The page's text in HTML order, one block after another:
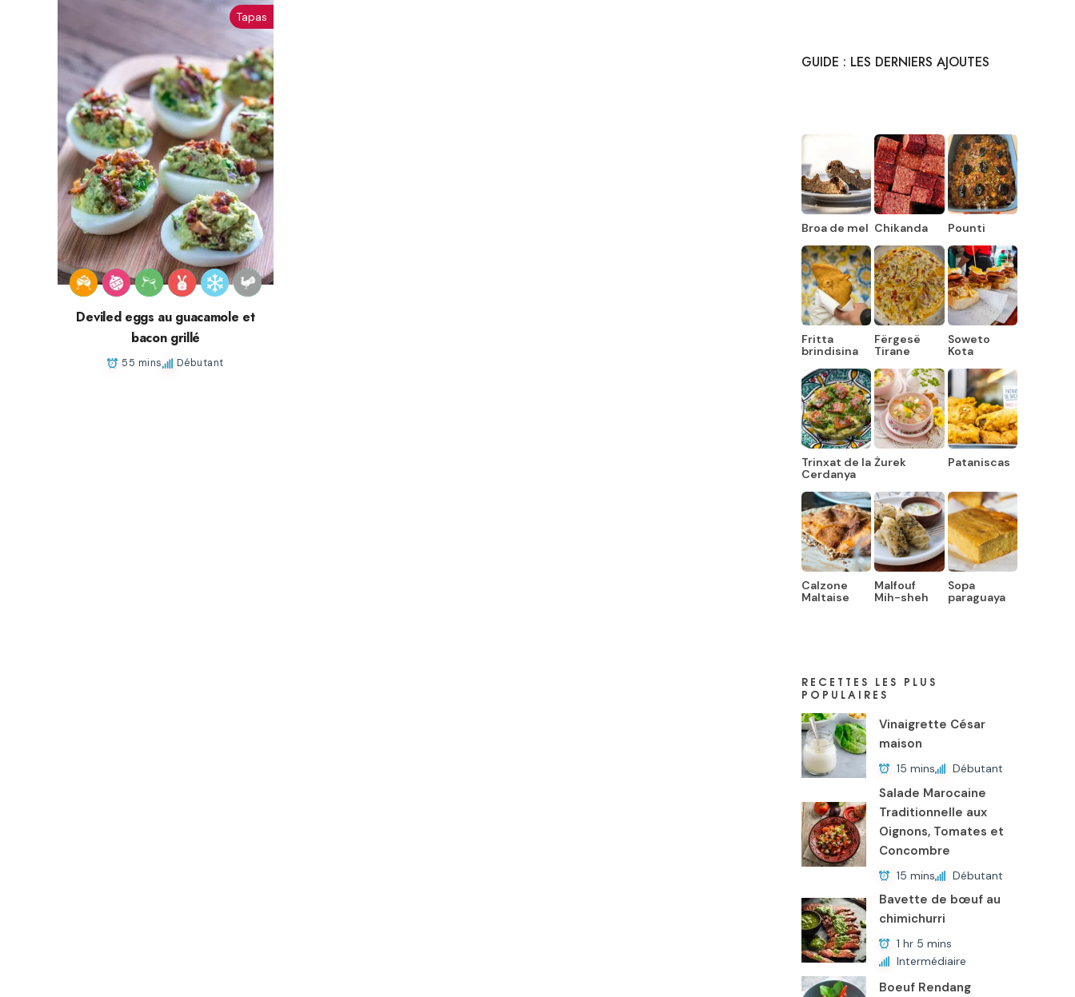
Tapas
Deviled eggs au guacamole et
bacon grillé
55 mins Débutant
GUIDE : LES DERNIERS AJOUTES
Broa de mel Chikanda Pounti
Fritta
brindisina
Fërgesë
Tirane
Soweto
Kota
Trinxat de la
Cerdanya
Żurek Pataniscas
Calzone
Maltaise
Malfouf
Mih-sheh
Sopa
paraguaya
RECETTES LES PLUS
POPULAIRES
Vinaigrette César
maison
15 mins Débutant
Salade Marocaine
Traditionnelle aux
Oignons, Tomates et
Concombre
15 mins Débutant
Bavette de bœuf au
chimichurri
1 hr 5 mins
Intermédiaire
Boeuf Rendang